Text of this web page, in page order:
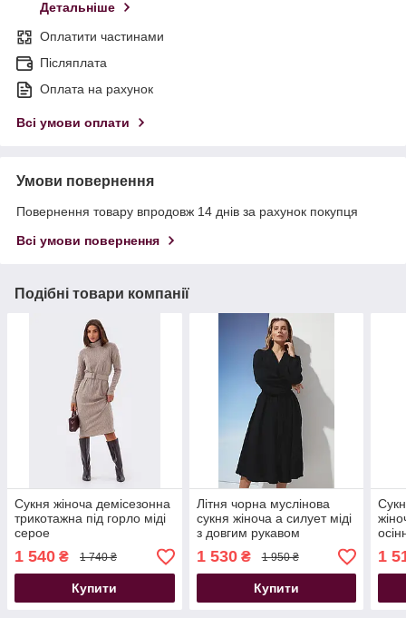
Детальніше
Оплатити частинами
Післяплата
Оплата на рахунок
Всі умови оплати
Умови повернення
Повернення товару впродовж 14 днів за рахунок покупця
Всі умови повернення
Подібні товари компанії
Сукня жіноча демісезонна
трикотажна під горло міді
серое
1 540 ₴ 1 740 ₴
Купити
Літня чорна муслінова
сукня жіноча а силует міді
з довгим рукавом
1 530₴ 1 950 ₴
Купити
1